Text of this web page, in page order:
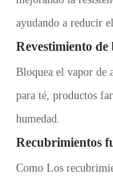
ayudando a reducir
Revestimiento
Bloquea el vapor de
para té, productos
humedad.
Recubrimientos
Como Los